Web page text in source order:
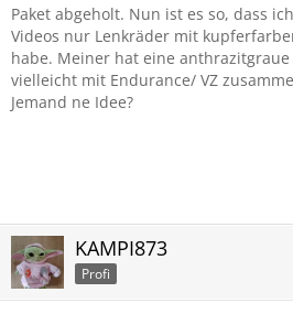
Paket abgeholt. Nun ist es so, dass
Videos nur Lenkräder mit
habe. Meiner hat eine
vielleicht mit Endurance/ VZ
Jemand ne Idee?
KAMPI873
Profi